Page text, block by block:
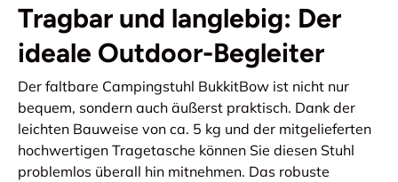
Tragbar und langlebig: Der
ideale Outdoor-Begleiter
Der faltbare Campingstuhl BukkitBow ist nicht nur
bequem, sondern auch äußerst praktisch. Dank der
leichten Bauweise von ca. 5 kg und der mitgelieferten
hochwertigen Tragetasche können Sie diesen Stuhl
problemlos überall hin mitnehmen. Das robuste